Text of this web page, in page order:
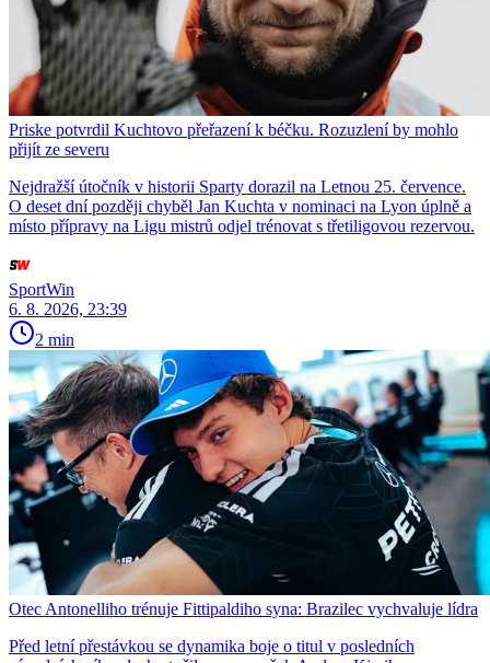
Priske potvrdil Kuchtovo přeřazení k béčku. Rozuzlení by mohlo
přijít ze severu
Nejdražší útočník v historii Sparty dorazil na Letnou 25. července.
O deset dní později chyběl Jan Kuchta v nominaci na Lyon úplně a
místo přípravy na Ligu mistrů odjel trénovat s třetiligovou rezervou.
SportWin
6. 8. 2026, 23:39
2 min
Otec Antonelliho trénuje Fittipaldiho syna: Brazilec vychvaluje lídra
Před letní přestávkou se dynamika boje o titul v posledních